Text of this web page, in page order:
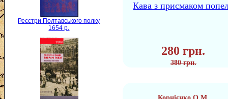
Реєстри Полтавського полку
1654 р.
Кава з присмаком
280 грн.
380 грн.